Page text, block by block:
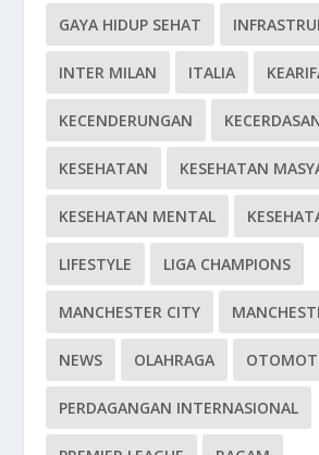
GAYA HIDUP SEHAT
INTER MILAN ITALIA
KECENDERUNGAN
KESEHATAN KESEHATAN
KESEHATAN MENTAL
LIFESTYLE LIGA CHAMPIONS
MANCHESTER CITY
NEWS OLAHRAGA
PERDAGANGAN INTERNASIONAL